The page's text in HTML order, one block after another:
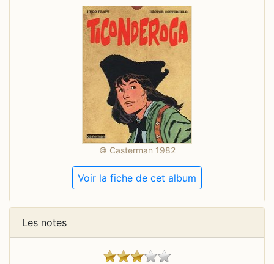
© Casterman 1982
Voir la fiche de cet album
Les notes